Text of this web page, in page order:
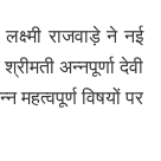
राजवाड़े ने नई
अन्नपूर्णा देवी
विषयों पर